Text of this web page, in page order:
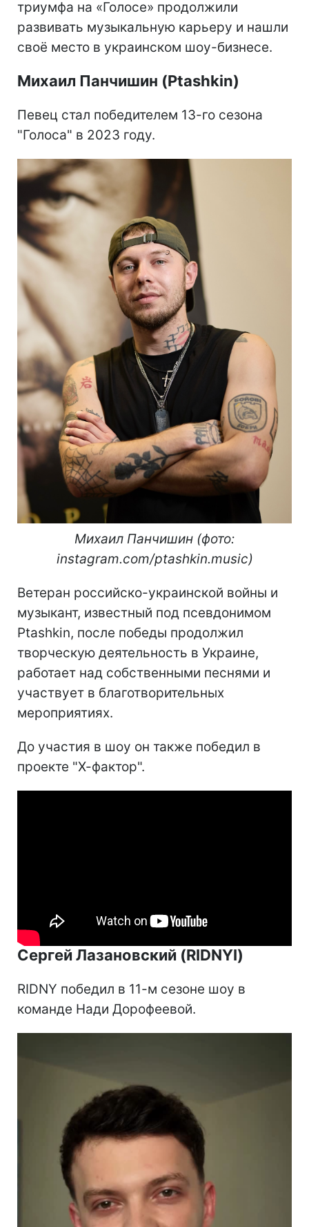
триумфа на «Голосе» продолжили
развивать музыкальную карьеру и нашли
своё место в украинском шоу-бизнесе.
Михаил Панчишин (Ptashkin)
Певец стал победителем 13-го сезона
"Голоса" в 2023 году.
Михаил Панчишин (фото:
instagram.com/ptashkin.music)
Ветеран российско-украинской войны и
музыкант, известный под псевдонимом
Ptashkin, после победы продолжил
творческую деятельность в Украине,
работает над собственными песнями и
участвует в благотворительных
мероприятиях.
До участия в шоу он также победил в
проекте "Х-фактор".
Сергей Лазановский (RIDNYI)
RIDNY победил в 11-м сезоне шоу в
команде Нади Дорофеевой.